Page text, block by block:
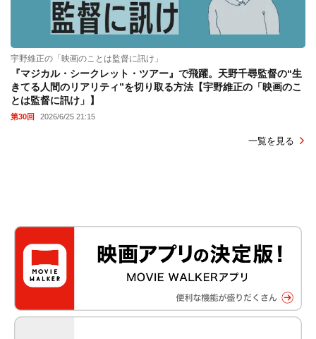
宇野維正の「映画のことは監督に訊け」
『マジカル・シークレット・ツアー』で飛躍。天野千尋監督の“生
きてる人間のリアリティ”を切り取る方法【宇野維正の「映画のこ
とは監督に訊け」】
第30回 2026/6/25 21:15
一覧を見る